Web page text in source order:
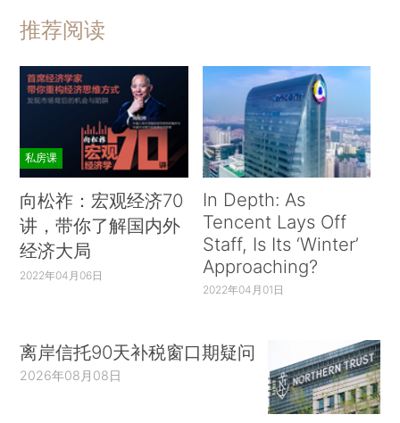
推荐阅读
私房课
向松祚：宏观经济70
讲，带你了解国内外
经济大局
2022年04月06日
In Depth: As
Tencent Lays Off
Staff, Is Its ‘Winter’
Approaching?
2022年04月01日
离岸信托90天补税窗口期疑问
2026年08月08日